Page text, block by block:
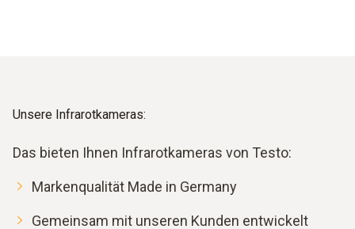
Unsere Infrarotkameras:
Das bieten Ihnen Infrarotkameras von Testo:
Markenqualität Made in Germany
Gemeinsam mit unseren Kunden entwickelt